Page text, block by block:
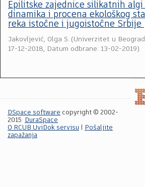
Epilitske zajednice silikatnih algi
dinamika i procena ekološkog
reka istoĉne i jugoistoĉne Srbije
Jakovljević, Olga S. (Univerzitet u
17-12-2018, Datum odbrane: 13-02-2019)
DSpace software copyright © 2002-
2015
DuraSpace
O RCUB UviDok servisu
Pošaljite
zapažanja